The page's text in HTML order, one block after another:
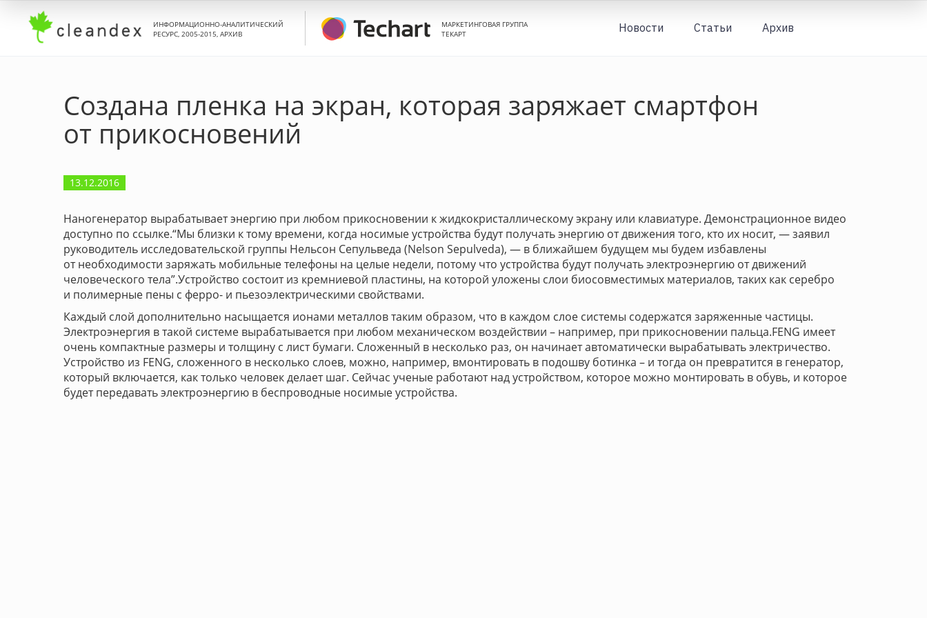
ИНФОРМАЦИОННО-АНАЛИТИЧЕСКИЙ
РЕСУРС, 2005-2015, АРХИВ
МАРКЕТИНГОВАЯ ГРУППА
ТЕКАРТ
Новости Статьи Архив
Создана пленка на экран, которая заряжает смартфон
от прикосновений
13.12.2016
Наногенератор вырабатывает энергию при любом прикосновении к жидкокристаллическому экрану или клавиатуре. Демонстрационное видео
доступно по ссылке.“Мы близки к тому времени, когда носимые устройства будут получать энергию от движения того, кто их носит, — заявил
руководитель исследовательской группы Нельсон Сепульведа (Nelson Sepulveda), — в ближайшем будущем мы будем избавлены
от необходимости заряжать мобильные телефоны на целые недели, потому что устройства будут получать электроэнергию от движений
человеческого тела”.Устройство состоит из кремниевой пластины, на которой уложены слои биосовместимых материалов, таких как серебро
и полимерные пены с ферро- и пьезоэлектрическими свойствами.
Каждый слой дополнительно насыщается ионами металлов таким образом, что в каждом слое системы содержатся заряженные частицы.
Электроэнергия в такой системе вырабатывается при любом механическом воздействии – например, при прикосновении пальца.FENG имеет
очень компактные размеры и толщину с лист бумаги. Сложенный в несколько раз, он начинает автоматически вырабатывать электричество.
Устройство из FENG, сложенного в несколько слоев, можно, например, вмонтировать в подошву ботинка – и тогда он превратится в генератор,
который включается, как только человек делает шаг. Сейчас ученые работают над устройством, которое можно монтировать в обувь, и которое
будет передавать электроэнергию в беспроводные носимые устройства.